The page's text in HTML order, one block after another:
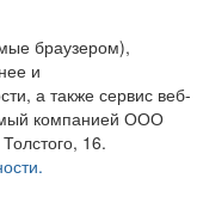
браузером),
и
а также сервис веб-
компанией ООО
16.